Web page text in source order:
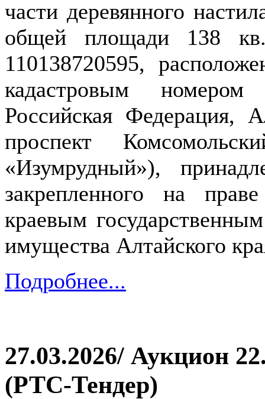
части деревянного
общей площади 138
110138720595,
кадастровым
Российская Федерация,
проспект
«Изумрудный»),
закрепленного на
краевым
имущества Алтайского
Подробнее...
27.03.2026/ Аукцион
(РТС-Тендер)